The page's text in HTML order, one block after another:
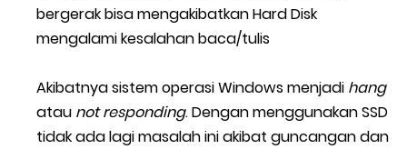
bergerak bisa mengakibatkan Hard Disk
mengalami kesalahan baca/tulis
Akibatnya sistem operasi Windows menjadi hang
atau not responding. Dengan menggunakan SSD
tidak ada lagi masalah ini akibat guncangan dan